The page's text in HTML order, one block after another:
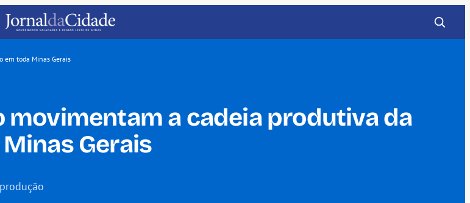
em toda Minas Gerais
movimentam a cadeia produtiva da
Gerais